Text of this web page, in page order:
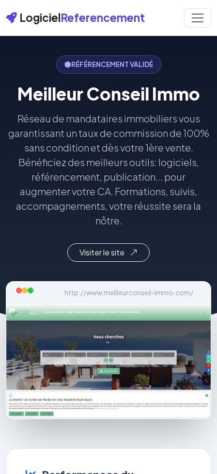
LogicielReferencement
RÉFÉRENCEMENT VALIDÉ
Meilleur Conseil Immo
Réseau de mandataires immobiliers vous
garantissant un taux de commission de 100%
sans condition et dès votre 1ère vente.
Bénéficiez des meilleurs outils: logiciels,
référencement, publication... pour
augmenter votre CA. Formations, suivis,
accompagnements, votre réussite sera la
nôtre.
Visiter le site
http://www.meilleurconseil-immo.com/